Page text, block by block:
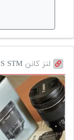
لنز کانن EF-S 10-18mm f/4.5-5.6 IS STM دست دوم